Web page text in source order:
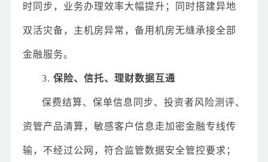
时同步，业务办理效率大幅提升；同时搭建异地
双活灾备，主机房异常，备用机房无缝承接全部
金融服务。
3. 保险、信托、理财数据互通
保费结算、保单信息同步、投资者风险测评、
资管产品清算，敏感客户信息走加密金融专线传
输，不经过公网，符合监管数据安全管控要求；